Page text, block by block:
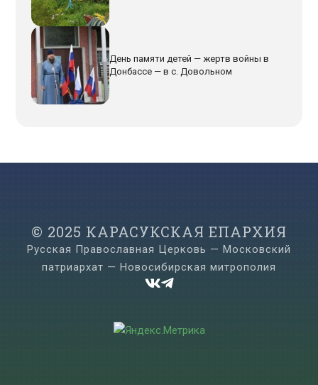
День памяти детей — жертв войны в
Донбассе — в с. Довольном
© 2025 КАРАСУКСКАЯ ЕПАРХИЯ
Русская Православная Церковь — Московский
патриархат — Новосибирская митрополия
